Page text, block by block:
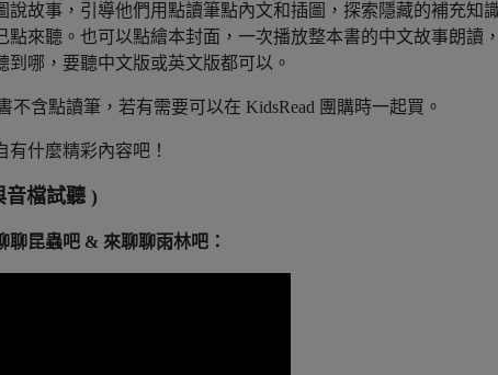
故事，引導他們用點讀筆點內文和插圖，探索隱藏的補充知
來聽。也可以點繪本封面，一次播放整本書的中文故事朗讀，
哪，要聽中文版或英文版都可以。
不含點讀筆，若有需要可以在 KidsRead 團購時一起買。
什麼精彩內容吧！
音檔試聽 )
昆蟲吧 & 來聊聊雨林吧：